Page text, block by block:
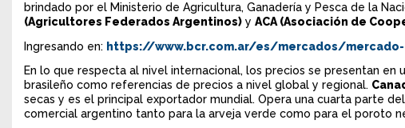
brindado por el Ministerio de Agricultura, Ganadería y Pesca de la
(Agricultores Federados Argentinos) y ACA (Asociación de
Ingresando en: https://www.bcr.com.ar/es/mercados/
En lo que respecta al nivel internacional, los precios se presentan en
brasileño como referencias de precios a nivel global y regional.
secas y es el principal exportador mundial. Opera una cuarta parte
comercial argentino tanto para la arveja verde como para el poroto